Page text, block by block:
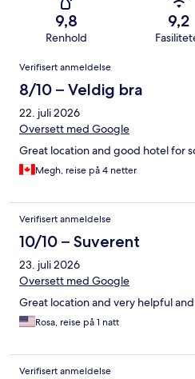
9,8
Renhold
9,2
Anmeldelser
Verifisert anmeldelse
8/10 – Veldig bra
22. juli 2026
Oversett med Google
Great location and good hotel for
Megh, reise på 4 netter
Verifisert anmeldelse
10/10 – Suverent
23. juli 2026
Oversett med Google
Great location and very helpful
Rosa, reise på 1 natt
Verifisert anmeldelse